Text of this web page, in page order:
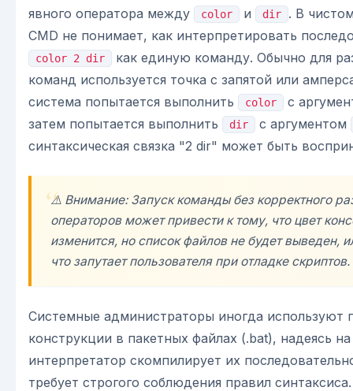
явного оператора между
color и dir
. В
CMD не понимает, как интерпретировать
color 2 dir
как единую команду. Обычно для
команд используется точка с запятой или
система попытается выполнить
color
с
затем попытается выполнить
dir
с аргументом
синтаксическая связка "2 dir" может быть
⚠️ Внимание: Запуск команды без корректного
операторов может привести к тому, что цвет
изменится, но список файлов не будет выведен,
что запутает пользователя при отладке скриптов.
Системные администраторы иногда используют
конструкции в пакетных файлах (.bat), надеясь
интерпретатор скомпилирует их
требует строгого соблюдения правил